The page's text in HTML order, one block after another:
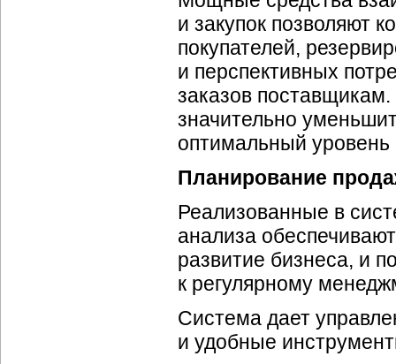
и закупок позволяют
покупателей,
и перспективных
заказов
значительно
оптимальный уровень
Планирование
Реализованные в
анализа
развитие бизнеса, и
к регулярному
Система дает
и удобные